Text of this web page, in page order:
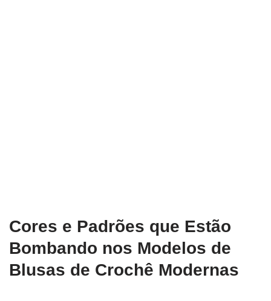
Cores e Padrões que Estão
Bombando nos Modelos de
Blusas de Crochê Modernas